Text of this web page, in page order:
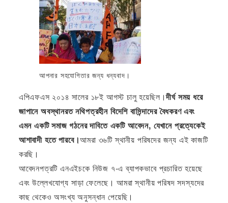
আপনার সহযোগিতার জন্য ধন্যবাদ।
এপিএফএস ২০১৪ সালের ১৮ই আগস্ট চালু হয়েছিল।দীর্ঘ সময় ধরে
জাপানে অবস্থানরত নথিপত্রহীন বিদেশি বাসিন্দাদের বৈধকরণ এবং
এমন একটি সমাজ গঠনের দাবিতে একটি আবেদন, যেখানে প্রত্যেকেই
আশাবাদী হতে পারবে।আমরা ৩৬টি স্থানীয় পরিষদের জন্য এই কাজটি
করছি।
আবেদনপত্রটি এনএইচকে নিউজ ৭-এ ব্যাপকভাবে প্রচারিত হয়েছে
এবং উল্লেখযোগ্য সাড়া ফেলেছে। আমরা স্থানীয় পরিষদ সদস্যদের
কাছ থেকেও অসংখ্য অনুসন্ধান পেয়েছি।